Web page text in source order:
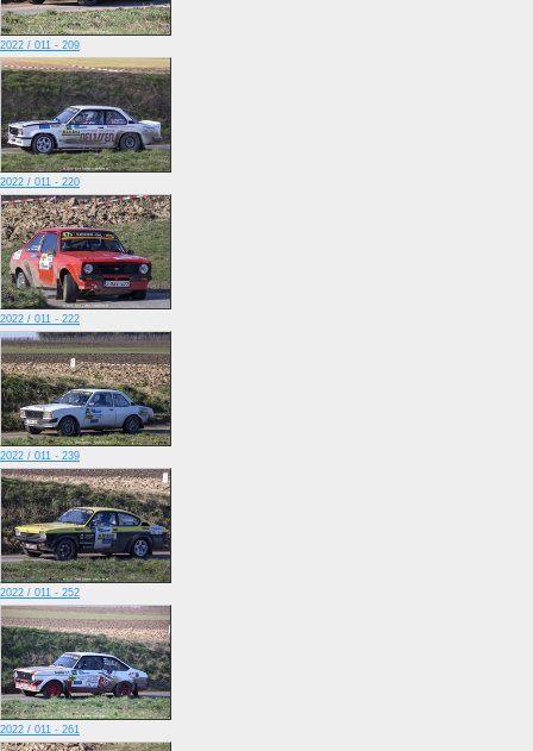
2022 / 011 - 209
2022 / 011 - 220
2022 / 011 - 222
2022 / 011 - 239
2022 / 011 - 252
2022 / 011 - 261